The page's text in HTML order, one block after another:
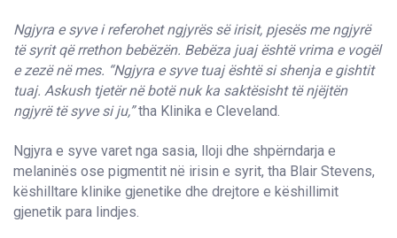
Ngjyra e syve i referohet ngjyrës së irisit, pjesës me ngjyrë
të syrit që rrethon bebëzën. Bebëza juaj është vrima e vogël
e zezë në mes. “Ngjyra e syve tuaj është si shenja e gishtit
tuaj. Askush tjetër në botë nuk ka saktësisht të njëjtën
ngjyrë të syve si ju,”tha Klinika e Cleveland.
Ngjyra e syve varet nga sasia, lloji dhe shpërndarja e
melaninës ose pigmentit në irisin e syrit, tha Blair Stevens,
këshilltare klinike gjenetike dhe drejtore e këshillimit
gjenetik para lindjes.